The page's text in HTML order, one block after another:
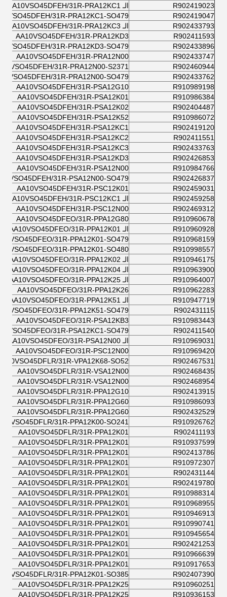
R902419023
الـ AA10VSO45DFEH/31R-PRA12KC1
R902419047
31R-PRA12KC1-SO479
R902433793
الـ AA10VSO45DFEH/31R-PRA12KC3
R902411593
AA10VSO45DFEH/31R-PRA12KD3
R902433896
31R-PRA12KD3-SO479
R902433747
AA10VSO45DFEH/31R-PRA12N00
R902460944
31R-PRA12N00-S2371
R902433762
31R-PRA12N00-SO479
R910989198
AA10VSO45DFEH/31R-PSA12G10
R910986384
AA10VSO45DFEH/31R-PSA12K01
R902404487
AA10VSO45DFEH/31R-PSA12K02
R910986072
AA10VSO45DFEH/31R-PSA12K52
R902419120
AA10VSO45DFEH/31R-PSA12KC1
R902411551
AA10VSO45DFEH/31R-PSA12KC2
R902433763
AA10VSO45DFEH/31R-PSA12KC3
R902426853
AA10VSO45DFEH/31R-PSA12KD3
R910984766
AA10VSO45DFEH/31R-PSA12N00
R902426837
31R-PSA12N00-SO479
R902459031
AA10VSO45DFEH/31R-PSC12K01
R902459258
الـ AA10VSO45DFEH/31R-PSC12KC1
R902469312
AA10VSO45DFEH/31R-PSC12N00
R910960678
AA10VSO45DFEO/31R-PPA12G80
R910960928
الـ AA10VSO45DFEO/31R-PPA12K01
R910968159
31R-PPA12K01-SO479
R910998557
31R-PPA12K01-SO480
R910946175
الـ AA10VSO45DFEO/31R-PPA12K02
R910963900
الـ AA10VSO45DFEO/31R-PPA12K04
R910964007
الـ AA10VSO45DFEO/31R-PPA12K25
R910962283
AA10VSO45DFEO/31R-PPA12K26
R910947719
الـ AA10VSO45DFEO/31R-PPA12K51
R902431115
31R-PPA12K51-SO479
R910983443
AA10VSO45DFEO/31R-PSA12KB3
R902411540
31R-PSA12KC1-SO479
R910969031
الـ AA10VSO45DFEO/31R-PSA12N00
R910969420
AA10VSO45DFEO/31R-PSC12N00
R902467531
31R-VPA12K68-SO52
R902468435
AA10VSO45DFLR/31R-VSA12N00
R902468954
AA10VSO45DFLR/31R-VSA12N00
R902413915
AA10VSO45DFLR/31R-PPA12G10
R910986093
AA10VSO45DFLR/31R-PPA12G60
R902432529
AA10VSO45DFLR/31R-PPA12G60
R910926762
31R-PPA12K00-SO241
R902411193
AA10VSO45DFLR/31R-PPA12K01
R910937599
AA10VSO45DFLR/31R-PPA12K01
R902413786
AA10VSO45DFLR/31R-PPA12K01
R910972307
AA10VSO45DFLR/31R-PPA12K01
R902431144
AA10VSO45DFLR/31R-PPA12K01
R902419780
AA10VSO45DFLR/31R-PPA12K01
R910988314
AA10VSO45DFLR/31R-PPA12K01
R910968955
AA10VSO45DFLR/31R-PPA12K01
R910946913
AA10VSO45DFLR/31R-PPA12K01
R910990741
AA10VSO45DFLR/31R-PPA12K01
R910945654
AA10VSO45DFLR/31R-PPA12K01
R902421253
AA10VSO45DFLR/31R-PPA12K01
R910966639
AA10VSO45DFLR/31R-PPA12K01
R910917653
AA10VSO45DFLR/31R-PPA12K01
R902407390
31R-PPA12K01-SO385
R910960251
AA10VSO45DFLR/31R-PPA12K25
R910936153
AA10VSO45DFLR/31R-PPA12K25